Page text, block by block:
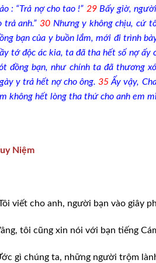
: “Trả nợ cho tao !” 29Bấy giờ, người
trả anh.” 30Nhưng y không chịu, cứ
bạn của y buồn lắm, mới đi trình
tớ độc ác kia, ta đã tha hết số nợ
đồng bạn, như chính ta đã thương
y trả hết nợ cho ông.35 Ấy vậy,
không hết lòng tha thứ cho anh em
Niệm
viết cho anh, người bạn vào giây
tôi cũng xin nói với bạn tiếng
gì chúng ta, những người trộm